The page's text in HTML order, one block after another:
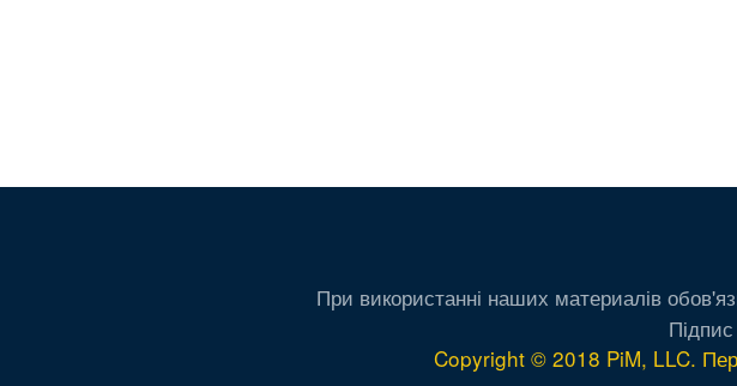
При використанні наших материалів
Підпис
Copyright © 2018 PiM, LLC.